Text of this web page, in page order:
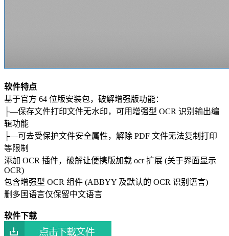
软件特点
基于官方 64 位版安装包，破解增强版功能：
├—保存文件打印文件无水印，可用增强型 OCR 识别输出编
辑功能
├—可去受保护文件安全属性，解除 PDF 文件无法复制打印
等限制
添加 OCR 插件，破解让便携版加载 ocr 扩展 (关于界面显示
OCR)
包含增强型 OCR 组件 (ABBYY 及默认的 OCR 识别语言)
删多国语言仅保留中文语言
软件下载